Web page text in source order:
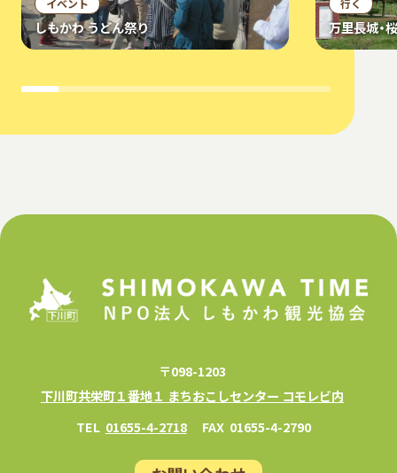
しもかわ うどん祭り 万里長城・
〒098-1203
下川町共栄町１番地１ まちおこしセンター コモレビ内
TEL 01655-4-2718 FAX 01655-4-2790